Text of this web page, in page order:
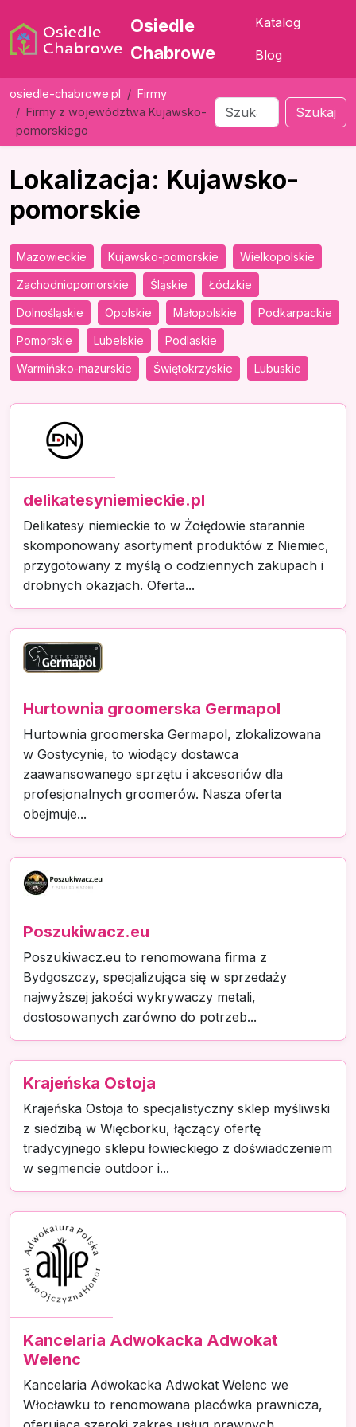
Osiedle
Chabrowe
Katalog
Blog
osiedle-chabrowe.pl
Firmy
Firmy z województwa Kujawsko-
pomorskiego
Szukaj
Lokalizacja: Kujawsko-
pomorskie
Mazowieckie Kujawsko-pomorskie Wielkopolskie
Zachodniopomorskie Śląskie Łódzkie
Dolnośląskie Opolskie Małopolskie Podkarpackie
Pomorskie Lubelskie Podlaskie
Warmińsko-mazurskie Świętokrzyskie Lubuskie
delikatesyniemieckie.pl
Delikatesy niemieckie to w Żołędowie starannie
skomponowany asortyment produktów z Niemiec,
przygotowany z myślą o codziennych zakupach i
drobnych okazjach. Oferta...
Hurtownia groomerska Germapol
Hurtownia groomerska Germapol, zlokalizowana
w Gostycynie, to wiodący dostawca
zaawansowanego sprzętu i akcesoriów dla
profesjonalnych groomerów. Nasza oferta
obejmuje...
Poszukiwacz.eu
Poszukiwacz.eu to renomowana firma z
Bydgoszczy, specjalizująca się w sprzedaży
najwyższej jakości wykrywaczy metali,
dostosowanych zarówno do potrzeb...
Krajeńska Ostoja
Krajeńska Ostoja to specjalistyczny sklep myśliwski
z siedzibą w Więcborku, łączący ofertę
tradycyjnego sklepu łowieckiego z doświadczeniem
w segmencie outdoor i...
Kancelaria Adwokacka Adwokat
Welenc
Kancelaria Adwokacka Adwokat Welenc we
Włocławku to renomowana placówka prawnicza,